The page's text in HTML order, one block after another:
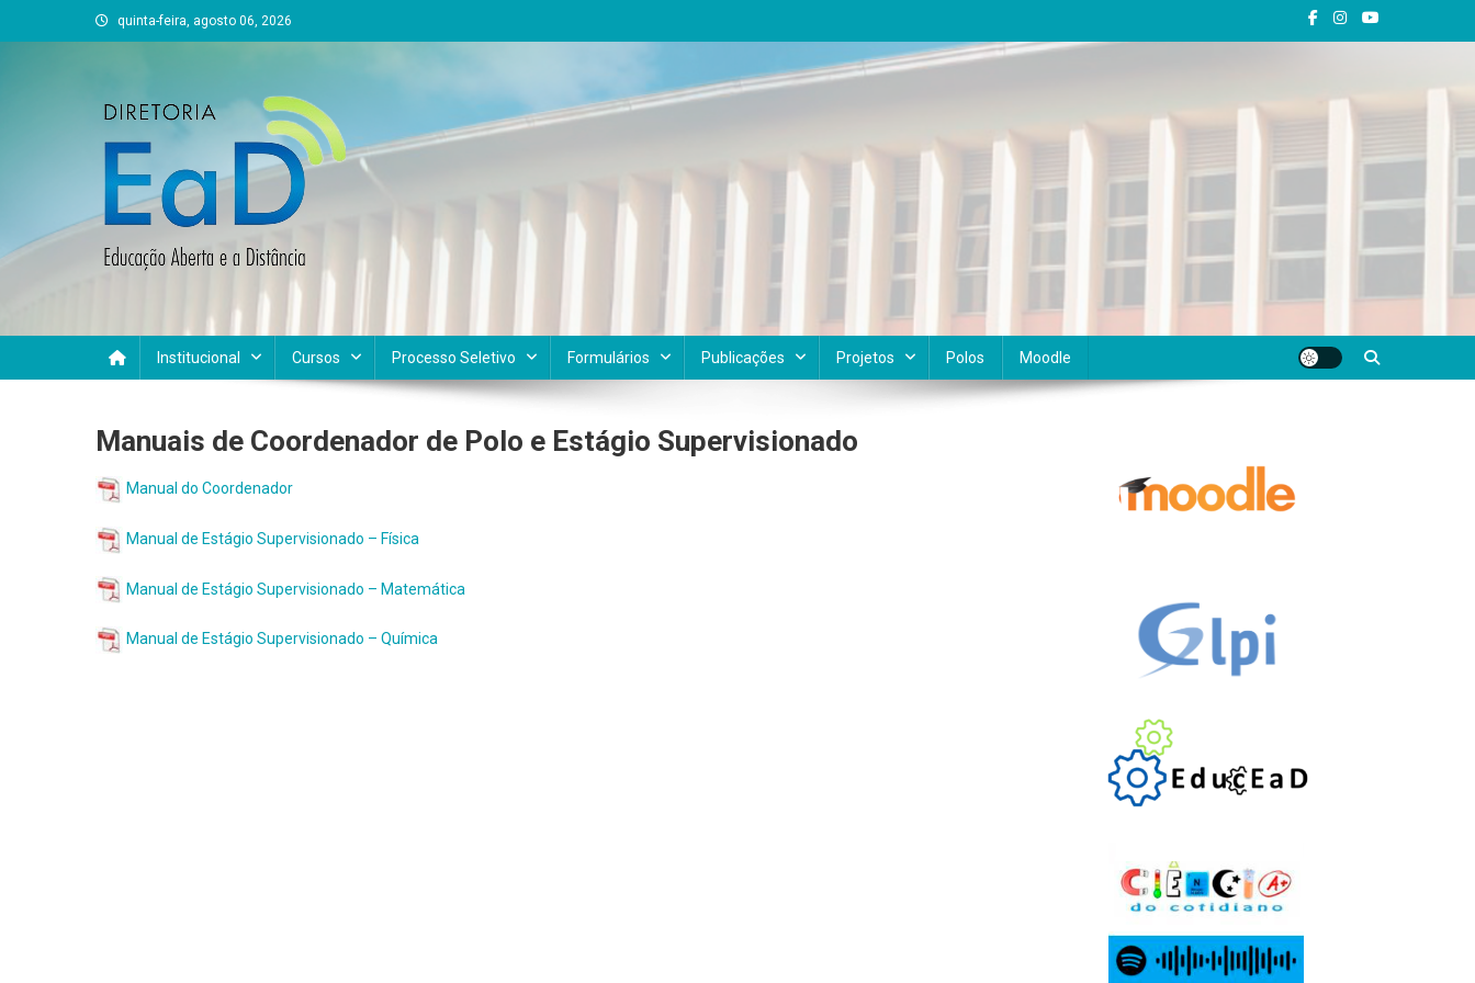
to
quinta-feira, agosto 06, 2026
DEAD UFVJM
Institucional Cursos Processo Seletivo Formulários Publicações Projetos Polos Moodle
Manuais de Coordenador de Polo e Estágio Supervisionado
Manual do Coordenador
Manual de Estágio Supervisionado – Física
Manual de Estágio Supervisionado – Matemática
Manual de Estágio Supervisionado – Química